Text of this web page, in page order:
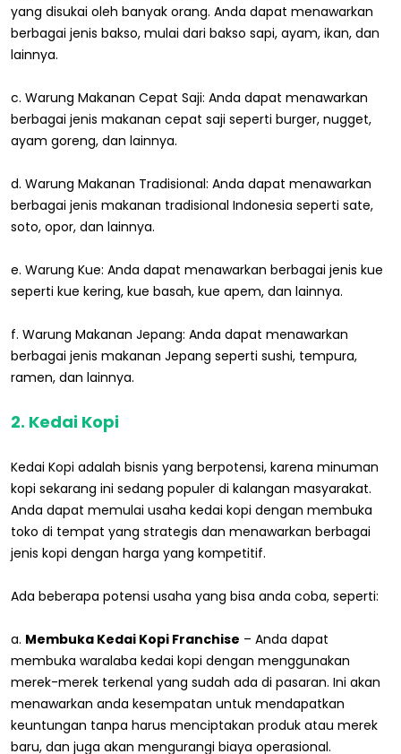
yang disukai oleh banyak orang. Anda dapat menawarkan
berbagai jenis bakso, mulai dari bakso sapi, ayam, ikan, dan
lainnya.
c. Warung Makanan Cepat Saji: Anda dapat menawarkan
berbagai jenis makanan cepat saji seperti burger, nugget,
ayam goreng, dan lainnya.
d. Warung Makanan Tradisional: Anda dapat menawarkan
berbagai jenis makanan tradisional Indonesia seperti sate,
soto, opor, dan lainnya.
e. Warung Kue: Anda dapat menawarkan berbagai jenis kue
seperti kue kering, kue basah, kue apem, dan lainnya.
f. Warung Makanan Jepang: Anda dapat menawarkan
berbagai jenis makanan Jepang seperti sushi, tempura,
ramen, dan lainnya.
2. Kedai Kopi
Kedai Kopi adalah bisnis yang berpotensi, karena minuman
kopi sekarang ini sedang populer di kalangan masyarakat.
Anda dapat memulai usaha kedai kopi dengan membuka
toko di tempat yang strategis dan menawarkan berbagai
jenis kopi dengan harga yang kompetitif.
Ada beberapa potensi usaha yang bisa anda coba, seperti:
a. Membuka Kedai Kopi Franchise – Anda dapat
membuka waralaba kedai kopi dengan menggunakan
merek-merek terkenal yang sudah ada di pasaran. Ini akan
menawarkan anda kesempatan untuk mendapatkan
keuntungan tanpa harus menciptakan produk atau merek
baru, dan juga akan mengurangi biaya operasional.